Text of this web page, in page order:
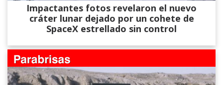
Impactantes fotos revelaron el nuevo
cráter lunar dejado por un cohete de
SpaceX estrellado sin control